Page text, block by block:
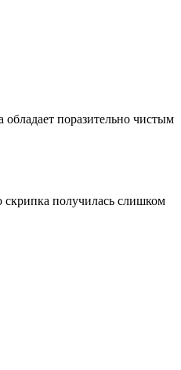
поразительно чистым
скрипка получилась слишком